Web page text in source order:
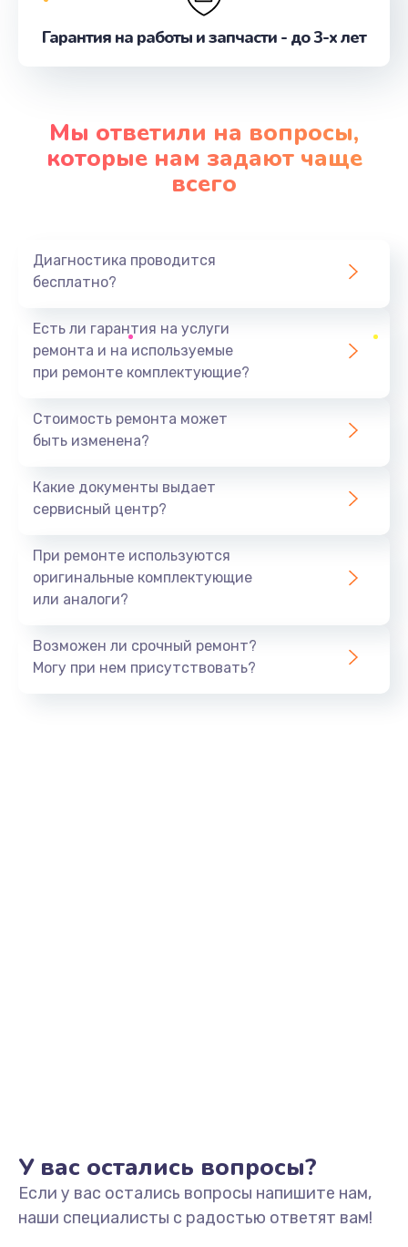
Замена оперативной памяти
от 1160 руб.
от 1490 руб.
Заказать
от 1795 руб.
Заказать
Замена USB порта
Заказать
от 1120 руб.
Заказать
Замена корпуса
Гарантия на работы и запчасти - до 3-х лет
Мы ответили на вопросы,
которые нам задают чаще
всего
Диагностика проводится
бесплатно?
Есть ли гарантия на услуги
ремонта и на используемые
при ремонте комплектующие?
Стоимость ремонта может
быть изменена?
Какие документы выдает
сервисный центр?
При ремонте используются
оригинальные комплектующие
или аналоги?
Возможен ли срочный ремонт?
Могу при нем присутствовать?
У вас остались вопросы?
Если у вас остались вопросы напишите нам,
наши специалисты с радостью ответят вам!